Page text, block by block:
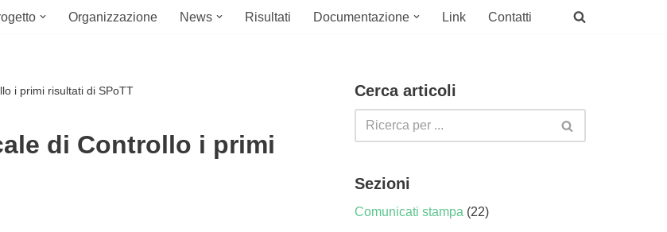
Organizzazione News Risultati Documentazione Link Contatti
i primi risultati di SPoTT
di Controllo i primi
Cerca articoli
Sezioni
Comunicati stampa (22)